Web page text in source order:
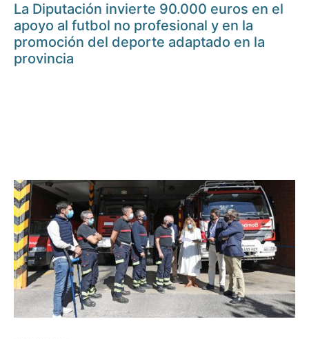
La Diputación invierte 90.000 euros en el
apoyo al futbol no profesional y en la
promoción del deporte adaptado en la
provincia